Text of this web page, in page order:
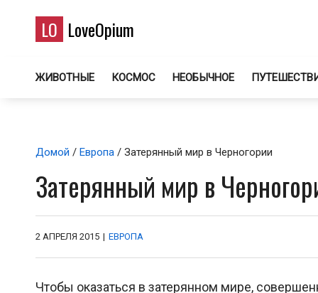
LO LoveOpium
ЖИВОТНЫЕ КОСМОС НЕОБЫЧНОЕ
Домой / Европа / Затерянный мир в Черногории
Затерянный мир в
2 АПРЕЛЯ 2015 | ЕВРОПА
Чтобы оказаться в затерянном мире,